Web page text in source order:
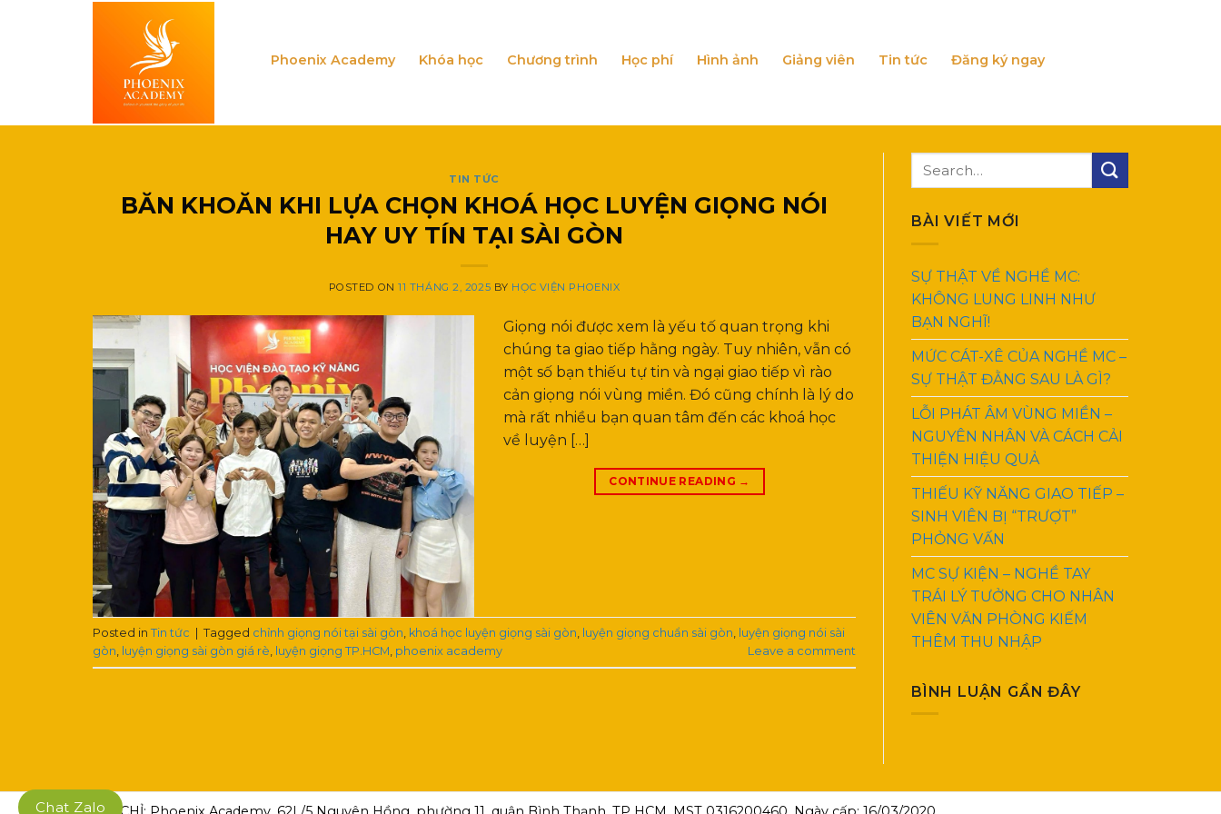
Phoenix Academy Khóa học Chương trình Học phí Hình ảnh Giảng viên Tin tức Đăng ký ngay
TIN TỨC
BĂN KHOĂN KHI LỰA CHỌN KHOÁ HỌC LUYỆN GIỌNG NÓI
HAY UY TÍN TẠI SÀI GÒN
POSTED ON11 THÁNG 2, 2025 BY HỌC VIỆN PHOENIX
Giọng nói được xem là yếu tố quan trọng khi
chúng ta giao tiếp hằng ngày. Tuy nhiên, vẫn có
một số bạn thiếu tự tin và ngại giao tiếp vì rào
cản giọng nói vùng miền. Đó cũng chính là lý do
mà rất nhiều bạn quan tâm đến các khoá học
về luyện […]
CONTINUE READING →
Posted in Tin tức | Tagged chỉnh giọng nói tại sài gòn khoá học luyện giọng sài gòn luyện giọng chuẩn sài gòn luyện giọng nói sài
gòn luyện giọng sài gòn giá rè luyện giọng TP.HCM phoenix academy Leave a comment
BÀI VIẾT MỚI
SỰ THẬT VỀ NGHỀ MC:
KHÔNG LUNG LINH NHƯ
BẠN NGHĨ!
MỨC CÁT-XÊ CỦA NGHỀ MC –
SỰ THẬT ĐẰNG SAU LÀ GÌ?
LỖI PHÁT ÂM VÙNG MIỀN –
NGUYÊN NHÂN VÀ CÁCH CẢI
THIỆN HIỆU QUẢ
THIẾU KỸ NĂNG GIAO TIẾP –
SINH VIÊN BỊ “TRƯỢT”
PHỎNG VẤN
MC SỰ KIỆN – NGHỀ TAY
TRÁI LÝ TƯỞNG CHO NHÂN
VIÊN VĂN PHÒNG KIẾM
THÊM THU NHẬP
BÌNH LUẬN GẦN ĐÂY
Chat Zalo